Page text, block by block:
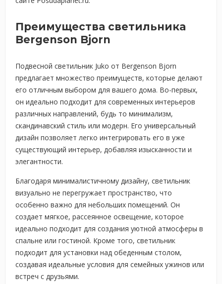
Преимущества светильника
Bergenson Bjorn
Подвесной светильник Juko от Bergenson Bjorn
предлагает множество преимуществ, которые делают
его отличным выбором для вашего дома. Во-первых,
он идеально подходит для современных интерьеров
различных направлений, будь то минимализм,
скандинавский стиль или модерн. Его универсальный
дизайн позволяет легко интегрировать его в уже
существующий интерьер, добавляя изысканности и
элегантности.
Благодаря минималистичному дизайну, светильник
визуально не перегружает пространство, что
особенно важно для небольших помещений. Он
создает мягкое, рассеянное освещение, которое
идеально подходит для создания уютной атмосферы в
спальне или гостиной. Кроме того, светильник
подходит для установки над обеденным столом,
создавая идеальные условия для семейных ужинов или
встреч с друзьями.